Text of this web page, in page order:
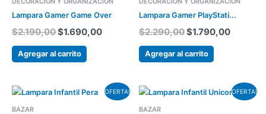
Lampara Gamer Game Over
$2.190,00
original
era:
$2.190,00.
$1.690,00
actual
es:
$1.690,00.
Agregar al carrito
Lampara Gamer PlayStati...
$2.290,00
original
era:
$2.290,00.
$1.790,00
actual
es:
Agregar al carrito
OFERTA!
BAZAR
El
El
precio
OFERTA!
BAZAR
El
El
precio